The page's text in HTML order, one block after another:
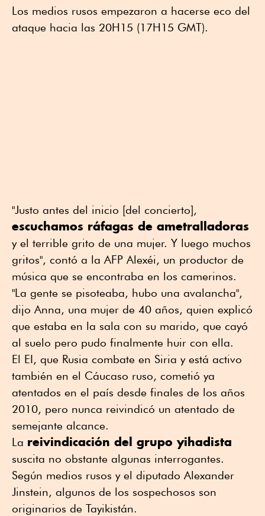
Los medios rusos empezaron a hacerse eco del
ataque hacia las 20H15 (17H15 GMT).
"Justo antes del inicio [del concierto],
escuchamos ráfagas de ametralladoras
y el terrible grito de una mujer. Y luego muchos
gritos", contó a la AFP Alexéi, un productor de
música que se encontraba en los camerinos.
"La gente se pisoteaba, hubo una avalancha",
dijo Anna, una mujer de 40 años, quien explicó
que estaba en la sala con su marido, que cayó
al suelo pero pudo finalmente huir con ella.
El EI, que Rusia combate en Siria y está activo
también en el Cáucaso ruso, cometió ya
atentados en el país desde finales de los años
2010, pero nunca reivindicó un atentado de
semejante alcance.
La reivindicación del grupo yihadista
suscita no obstante algunas interrogantes.
Según medios rusos y el diputado Alexander
Jinstein, algunos de los sospechosos son
originarios de Tayikistán.